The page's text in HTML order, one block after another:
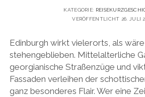
KATEGORIE:
VERÖFFENTLICHT 26. JULI
Edinburgh wirkt vielerorts, als
stehengeblieben. Mittelalterliche
georgianische Straßenzüge und
Fassaden verleihen der
ganz besonderes Flair. Wer eine